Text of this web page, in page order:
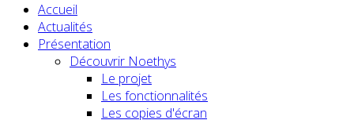
Accueil
Actualités
Présentation
Découvrir Noethys
Le projet
Les fonctionnalités
Les copies d'écran